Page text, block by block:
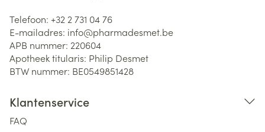
Telefoon: +32 2 731 04 76
E-mailadres: info@pharmadesmet.be
APB nummer: 220604
Apotheek titularis: Philip Desmet
BTW nummer: BE0549851428
Klantenservice
FAQ